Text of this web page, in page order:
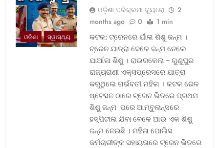
ଓଡ଼ିଶା ସ୍ୱାସ୍ଥ୍ୟ
ଓଡ଼ିଶା ପରିକ୍ରମା ବ୍ୟୁରୋ
2
months ago
0 1 min
କଟକ: ଟ୍ରେନରେ ଯାଁଳା ଶିଶୁ ଜନ୍ମ ।
ଟ୍ରେନ ଯାତ୍ରା ବେଳେ ଜନ୍ମ ନେଲେ
ଯାଆଁଳା ଶିଶୁ । ରାଉରକେଲା – ଗୁଣୁପୁର
ରାଜ୍ୟରାଣୀ ଏକ୍ସପ୍ରେସରେ ଯାତ୍ରା
କରୁଥିଲେ ଗର୍ଭବତୀ ମହିଳା । କଟକ ରେଳ
ଷ୍ଟେସନ ଠାରେ ଟ୍ରେନ ଭିତରେ ପ୍ରଥମ
ଶିଶୁ ଜନ୍ମ ପରେ ଆମ୍ବୁଲାନ୍ସରେ
ହସ୍ପିଟାଲ ଯିବା ବେଳେ ଆଉ ଏକ ଶିଶୁ
ଜନ୍ମ ନେଇଛି । ମହିଳା ପୋଲିସ
କର୍ମଚାରୀଙ୍କ ସହାୟତାରେ ଟ୍ରେନ ଭିତରେ